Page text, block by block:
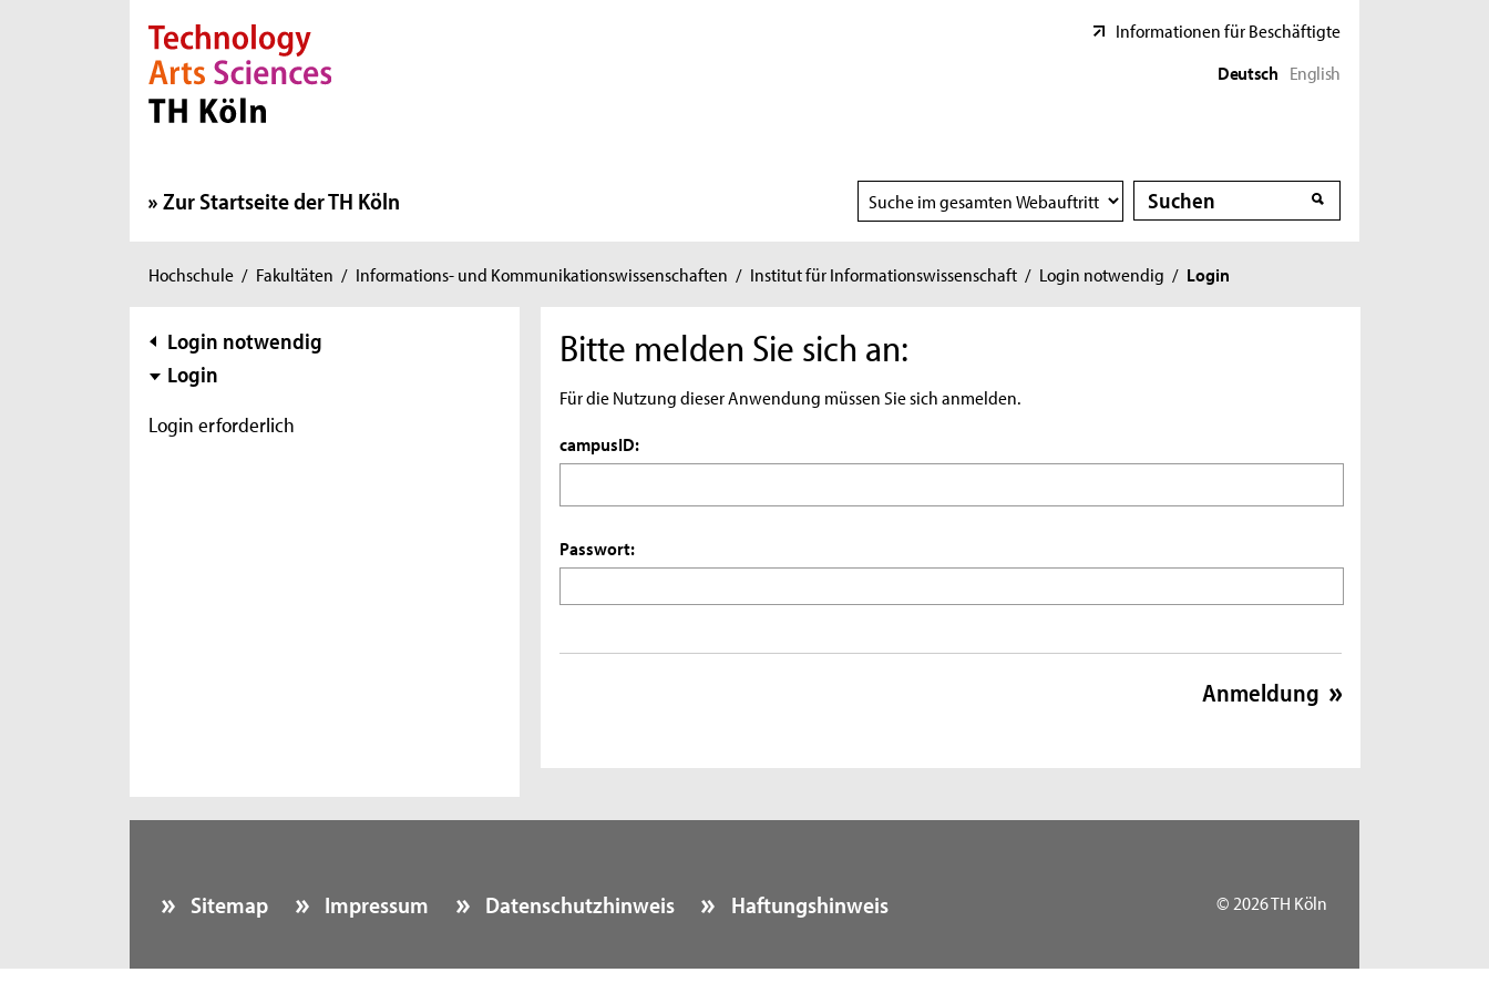
Direkt zur Hauptnavigation
Direkt zur Subnavigation
Direkt zum Inhalt
Direkt zum Fußbereich
Informationen für Beschäftigte
Deutsch English
Zur Startseite der TH Köln
Suchbereich
wählen
Suche
Suche
Sie
hier:
Hochschule / Fakultäten / Informations- und Kommunikationswissenschaften / Institut für Informationswissenschaft / Login notwendig / Login
Subnavigation
Login notwendig
Login
Login erforderlich
Bitte melden Sie sich an:
Für die Nutzung dieser Anwendung müssen Sie sich anmelden.
campusID:
Passwort:
Sitemap Impressum Datenschutzhinweis Haftungshinweis © 2026 TH Köln